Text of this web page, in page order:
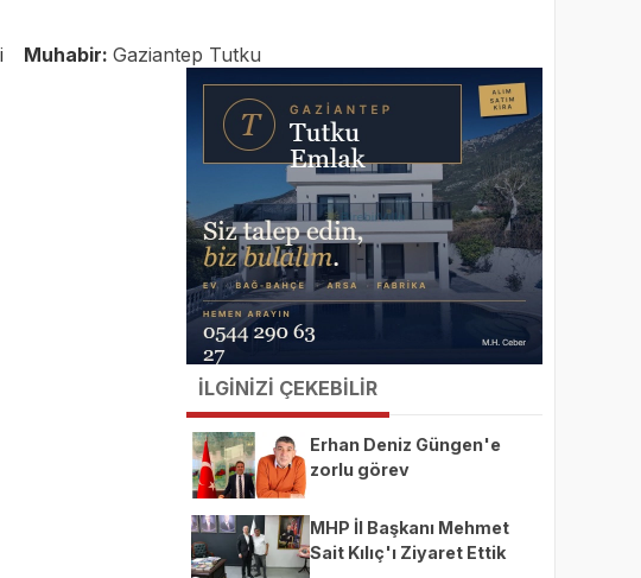
Muhabir: Gaziantep Tutku
İLGİNİZİ ÇEKEBİLİR
Erhan Deniz Güngen'e
zorlu görev
MHP İl Başkanı Mehmet
Sait Kılıç'ı Ziyaret Ettik